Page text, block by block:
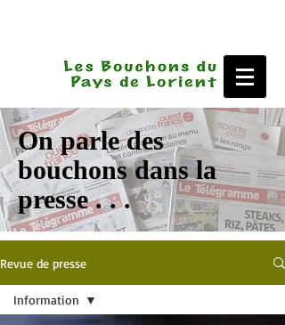
On parle des
bouchons dans la
presse . . .
Revue de presse
Information